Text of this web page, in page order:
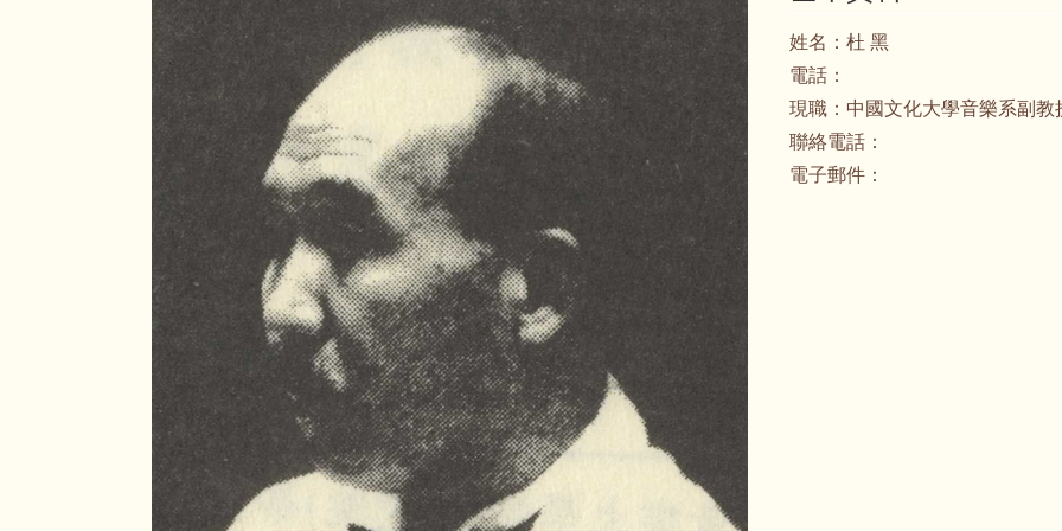
姓名： 杜 黑
電話：
現職： 中國文化大學音樂系副教
聯絡電話：
電子郵件：